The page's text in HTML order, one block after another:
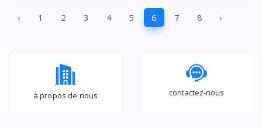
LITRES NET– FC-
94DD4HA
‹ 1 2 3 4 5 6 7 8 ›
à propos de nous contactez-nous